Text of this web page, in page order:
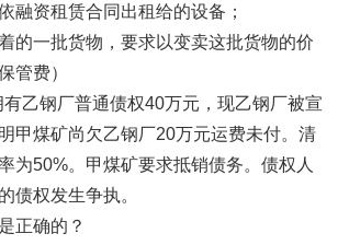
融资租赁合同出租给的设备；
的一批货物，要求以变卖这批货物的价
管费）
乙钢厂普通债权40万元，现乙钢厂被宣
甲煤矿尚欠乙钢厂20万元运费未付。清
为50%。甲煤矿要求抵销债务。债权人
债权发生争执。
正确的？